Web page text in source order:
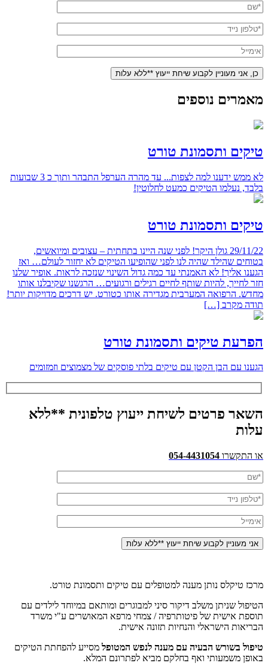
מאמרים נוספים
טיקים ותסמונת טורט
לא ממש ידענו למה לצפות... עד מהרה הערפל התבהר ותוך כ 3 שבועות
בלבד, נעלמו הטיקים כמעט לחלוטין!
טיקים ותסמונת טורט
29/11/22 גולן היקר! לפני שנה היינו בתחתית – עצובים ומיואשים,
בטוחים שהילד שהיה לנו לפני שהופיעו הטיקים לא יחזור לעולם… ואז
הגענו אליך! לא האמנתי עד כמה גדול השינוי שנזכה לראות. אופיר שלנו
חזר לחייך, להיות שותף לחיים רגילים ורגועים… הרגשנו שקיבלנו אותו
מחדש. הרפואה המערבית מגדירה אותו כטורט. יש דרכים מדויקות יותר!
תודה מקרב […]
הפרעת טיקים ותסמונת טורט
הגענו עם הבן הקטן עם טיקים בלתי פוסקים של מצמוצים וזמזומים
השאר פרטים לשיחת ייעוץ טלפונית **ללא
עלות
או התקשרו 054-4431054
מרכז טיקלס נותן מענה למטופלים עם טיקים ותסמונת טורט.
הטיפול שניתן משלב דיקור סיני למבוגרים ומותאם במיוחד לילדים עם
תוספת אישית של פיטותרפיה / צמחי מרפא המאושרים ע"י משרד
הבריאות הישראלי והנחיות תזונה אישית.
טיפול בשורש הבעיה עם מענה לנפש המטופל מסייע להפחתת הטיקים
באופן משמעותי ואף בחלקם מביא לפתרונם המלא.